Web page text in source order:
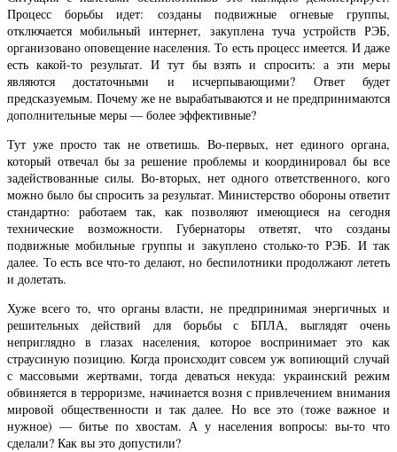
Процесс борьбы идет: созданы подвижные огневые группы,
отключается мобильный интернет, закуплена туча устройств РЭБ,
организовано оповещение населения. То есть процесс имеется. И даже
есть какой-то результат. И тут бы взять и спросить: а эти меры
являются достаточными и исчерпывающими? Ответ будет
предсказуемым. Почему же не вырабатываются и не предпринимаются
дополнительные меры — более эффективные?
Тут уже просто так не ответишь. Во-первых, нет единого органа,
который отвечал бы за решение проблемы и координировал бы все
задействованные силы. Во-вторых, нет одного ответственного, кого
можно было бы спросить за результат. Министерство обороны ответит
стандартно: работаем так, как позволяют имеющиеся на сегодня
технические возможности. Губернаторы ответят, что созданы
подвижные мобильные группы и закуплено столько-то РЭБ. И так
далее. То есть все что-то делают, но беспилотники продолжают лететь
и долетать.
Хуже всего то, что органы власти, не предпринимая энергичных и
решительных действий для борьбы с БПЛА, выглядят очень
неприглядно в глазах населения, которое воспринимает это как
страусиную позицию. Когда происходит совсем уж вопиющий случай
с массовыми жертвами, тогда деваться некуда: украинский режим
обвиняется в терроризме, начинается возня с привлечением внимания
мировой общественности и так далее. Но все это (тоже важное и
нужное) — битье по хвостам. А у населения вопросы: вы-то что
сделали? Как вы это допустили?